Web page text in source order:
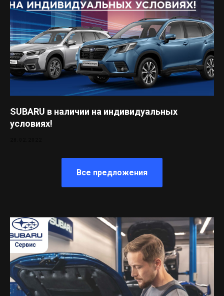
SUBARU в наличии на индивидуальных
условиях!
Все предложения